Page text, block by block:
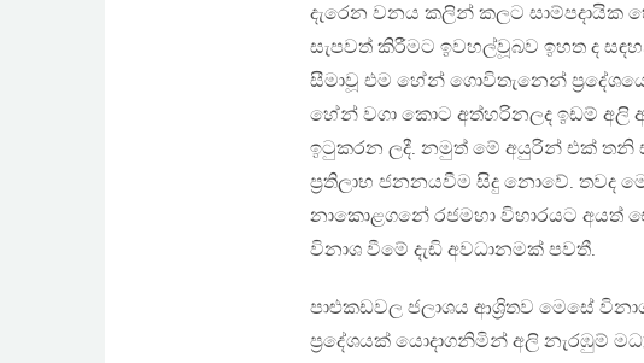
දැරෙන වනය කලින් කලට සාම්පදායික
සැපවත් කිරීමට ඉවහල්වූබව ඉහත ද
සීමාවූ එම හේන් ගොවිතැනෙන්
හේන් වගා කොට අත්හරිනලද ඉඩම් අලි
ඉටුකරන ලදී. නමුත් මේ අයුරින් එක් තනි
ප්‍රතිලාභ ජනනයවීම සිදු නොවේ. තවද
නාකොළගනේ රජමහා විහාරයට අයත්
විනාශ වීමේ දැඩි අවධානමක් පවතී.
පාළුකඩවල ජලාශය ආශ්‍රිතව මෙසේ
ප්‍රදේශයක් යොදාගනිමින් අලි නැරඹුම්